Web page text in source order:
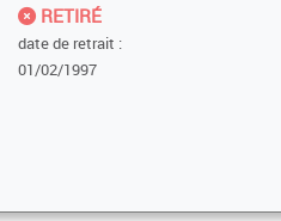
RETIRÉ
date de retrait :
01/02/1997